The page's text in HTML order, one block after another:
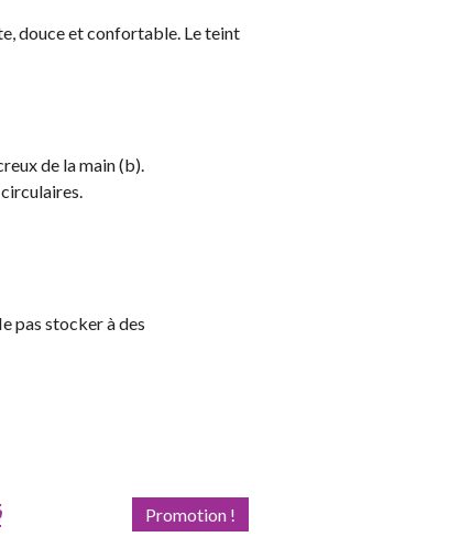
douce et confortable. Le teint
de la main (b).
pas stocker à des
Promotion !